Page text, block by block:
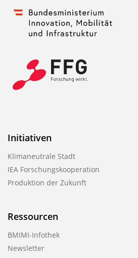
Initiativen
Klimaneutrale Stadt
IEA Forschungskooperation
Produktion der Zukunft
Ressourcen
BMIMI-Infothek
Newsletter